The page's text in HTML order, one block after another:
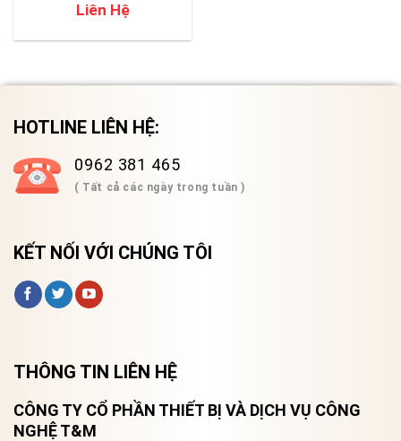
Liên Hệ
HOTLINE LIÊN HỆ:
0962 381 465
( Tất cả các ngày trong tuần )
KẾT NỐI VỚI CHÚNG TÔI
THÔNG TIN LIÊN HỆ
CÔNG TY CỔ PHẦN THIẾT BỊ VÀ DỊCH VỤ CÔNG
NGHỆ T&M